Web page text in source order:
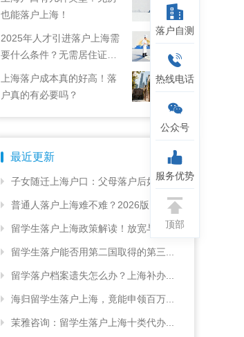
也能落户上海！
2025年人才引进落户上海需
要什么条件？无需居住证直
接落户！
上海落户成本真的好高！落
户真的有必要吗？
最近更新
子女随迁上海户口：父母落户后如何...
普通人落户上海难不难？2026版...
留学生落户上海政策解读！放宽与收...
留学生落户能否用第二国取得的第三...
留学落户档案遗失怎么办？上海补办...
海归留学生落户上海，竟能申领百万...
茉雅咨询：留学生落户上海十类代办...
落户自测
热线电话
公众号
服务优势
顶部